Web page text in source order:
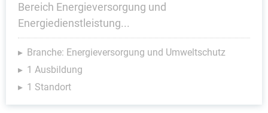
Bereich Energieversorgung und
Energiedienstleistung...
Branche: Energieversorgung und Umweltschutz
1 Ausbildung
1 Standort